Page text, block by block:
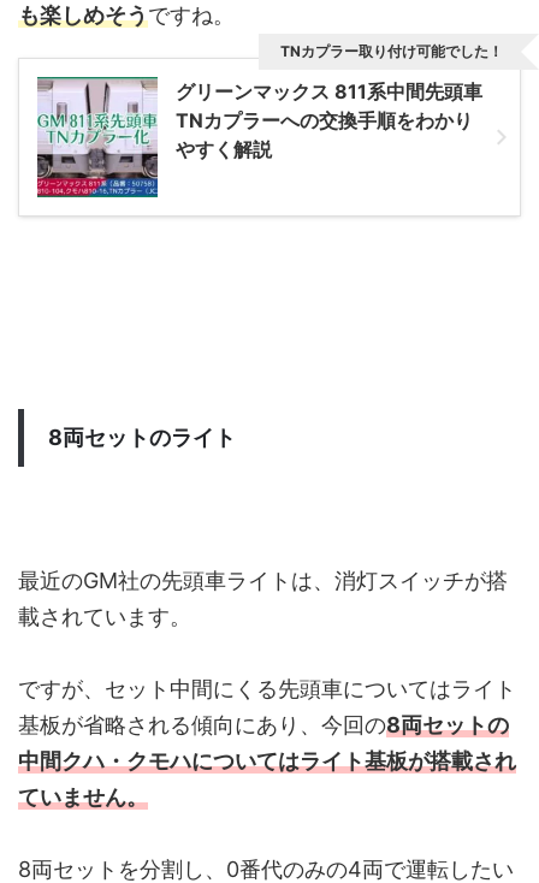
も楽しめそうですね。
グリーンマックス 811系中間先頭車
TNカプラーへの交換手順をわかり
やすく解説
TNカプラー取り付け可能でした！
8両セットのライト
最近のGM社の先頭車ライトは、消灯スイッチが搭
載されています。
ですが、セット中間にくる先頭車についてはライト
基板が省略される傾向にあり、今回の8両セットの
中間クハ・クモハについてはライト基板が搭載され
ていません。
8両セットを分割し、0番代のみの4両で運転したい